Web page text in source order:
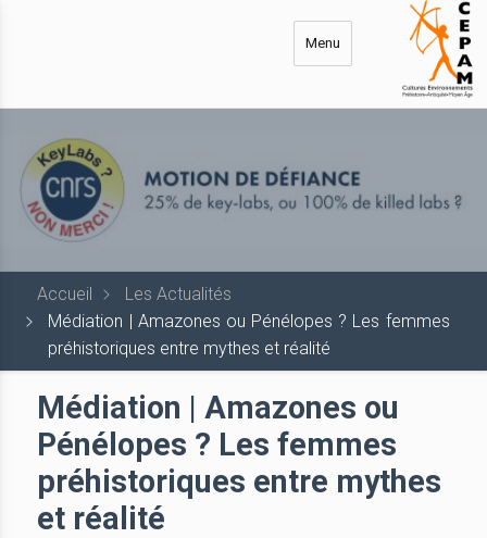
Menu
Accueil
Les Actualités
Médiation | Amazones ou Pénélopes ? Les femmes
préhistoriques entre mythes et réalité
Médiation | Amazones ou
Pénélopes ? Les femmes
préhistoriques entre mythes
et réalité